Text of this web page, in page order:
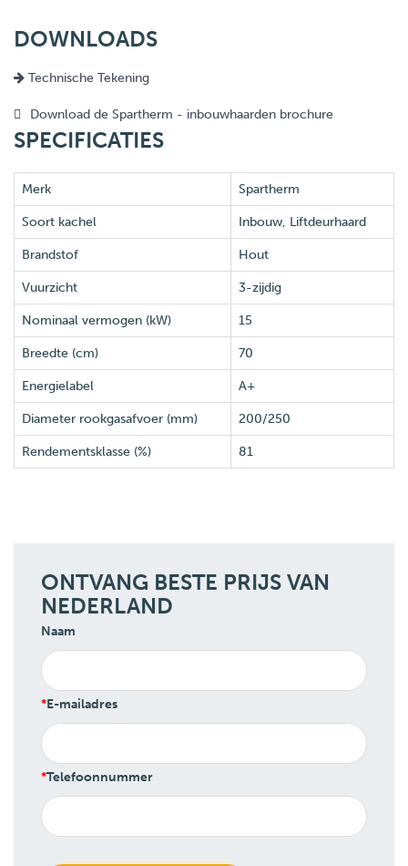
DOWNLOADS
Technische Tekening
Download de Spartherm - inbouwhaarden brochure
SPECIFICATIES
Merk Spartherm
Soort kachel Inbouw, Liftdeurhaard
Brandstof Hout
Vuurzicht 3-zijdig
Nominaal vermogen (kW) 15
Breedte (cm) 70
Energielabel A+
Diameter rookgasafvoer (mm) 200/250
Rendementsklasse (%) 81
ONTVANG BESTE PRIJS VAN
NEDERLAND
Naam
E-mailadres
Telefoonnummer